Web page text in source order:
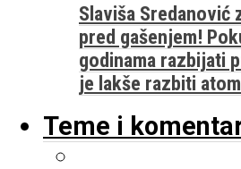
Slaviša Sredanović
pred gašenjem!
godinama razbijati
je lakše razbiti
Teme i